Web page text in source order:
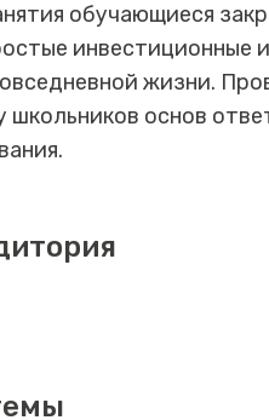
обучающиеся
инвестиционные
жизни.
основ